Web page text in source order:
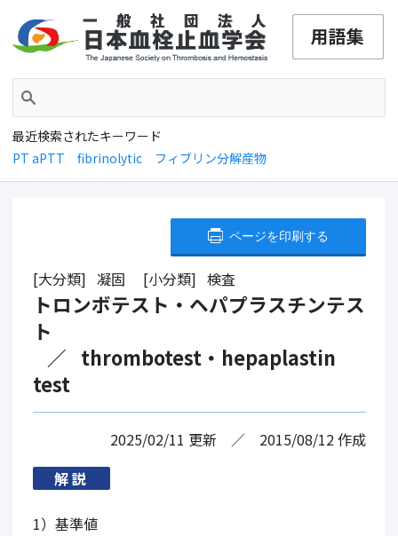
最近検索されたキーワード
PT aPTT
fibrinolytic フィブリン分解産物
大分類 凝固 小分類 検査
トロンボテスト・ヘパプラスチンテス
ト
thrombotest・hepaplastin
test
ページを印刷する
2025/02/11 更新 2015/08/12 作成
解説
1）基準値